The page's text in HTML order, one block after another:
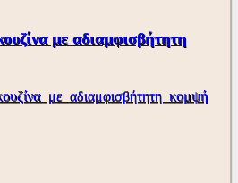
με αδιαμφισβήτητη